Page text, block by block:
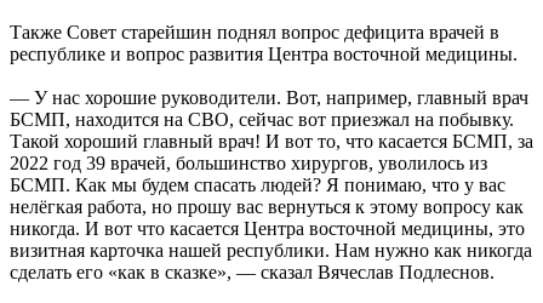
Также Совет старейшин поднял вопрос дефицита врачей в
республике и вопрос развития Центра восточной медицины.
— У нас хорошие руководители. Вот, например, главный врач
БСМП, находится на СВО, сейчас вот приезжал на побывку.
Такой хороший главный врач! И вот то, что касается БСМП, за
2022 год 39 врачей, большинство хирургов, уволилось из
БСМП. Как мы будем спасать людей? Я понимаю, что у вас
нелёгкая работа, но прошу вас вернуться к этому вопросу как
никогда. И вот что касается Центра восточной медицины, это
визитная карточка нашей республики. Нам нужно как никогда
сделать его «как в сказке», — сказал Вячеслав Подлеснов.